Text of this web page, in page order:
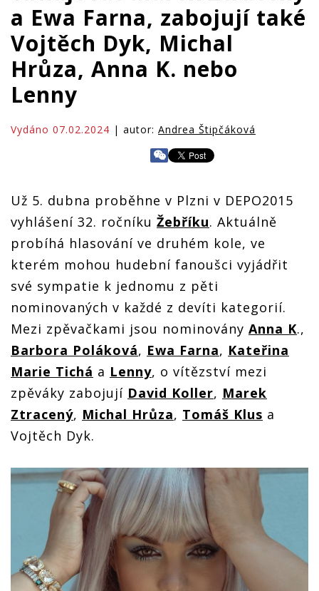
a Ewa Farna, zabojují také
Vojtěch Dyk, Michal
Hrůza, Anna K. nebo
Lenny
Vydáno 07.02.2024 | autor: Andrea Štipčáková
Už 5. dubna proběhne v Plzni v DEPO2015
vyhlášení 32. ročníku Žebříku. Aktuálně
probíhá hlasování ve druhém kole, ve
kterém mohou hudební fanoušci vyjádřit
své sympatie k jednomu z pěti
nominovaných v každé z devíti kategorií.
Mezi zpěvačkami jsou nominovány Anna K.,
Barbora Poláková, Ewa Farna, Kateřina
Marie Tichá a Lenny, o vítězství mezi
zpěváky zabojují David Koller, Marek
Ztracený, Michal Hrůza, Tomáš Klus a
Vojtěch Dyk.